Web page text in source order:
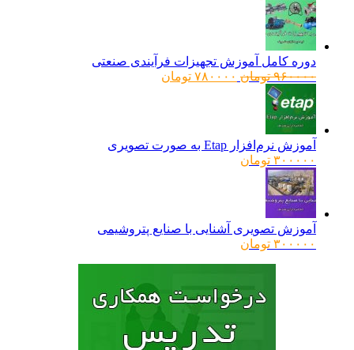
دوره کامل آموزش تجهیزات فرآیندی صنعتی
۹۶۰۰۰۰ تومانقیمت
۷۸۰۰۰۰ تومانقیمت
آموزش نرم‌افزار Etap به صورت تصویری
۳۰۰۰۰۰ تومان
آموزش تصویری آشنایی با صنایع پتروشیمی
۳۰۰۰۰۰ تومان